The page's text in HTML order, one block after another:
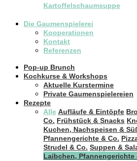
Kartoffelschaumsuppe
Die Gaumenspielerei
Kooperationen
Kontakt
Referenzen
Pop-up Brunch
Kochkurse & Workshops
Aktuelle Kurstermine
Private Gaumenspielereien
Rezepte
Alle Aufläufe & Eintöpfe
Co. Frühstück & Snacks
Kuchen, Nachspeisen &
Pfannengerichte & Co.
Strudel & Co. Suppen &
Laibchen, Pfannengerichte